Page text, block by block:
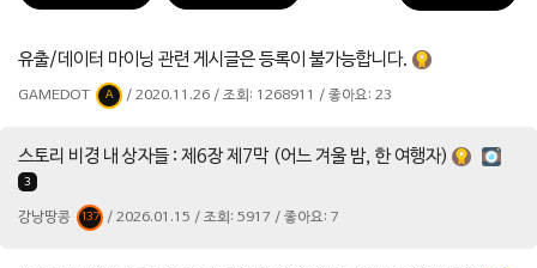
유출/데이터 마이닝 관련 게시글은 등록이 불가능합니다.
GAMEDOT A / 2020.11.26 / 조회: 1268911 / 좋아요: 23
스토리 비경 내 상자들 : 제6장 제7막 (어느 겨울 밤, 한 여행자)
3
강낭땅콩 137 / 2026.01.15 / 조회: 5917 / 좋아요: 7